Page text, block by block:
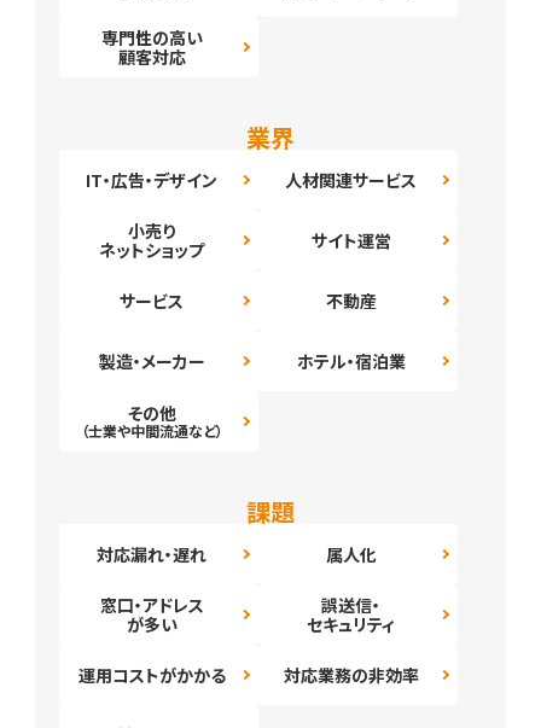
専門性の高い
顧客対応
業界
IT・広告・デザイン 人材関連サービス
小売り
ネットショップ
サイト運営
サービス 不動産
製造・メーカー ホテル・宿泊業
その他
（士業や中間流通など）
課題
対応漏れ・遅れ 属人化
窓口・アドレス
が多い
誤送信・
セキュリティ
運用コストがかかる 対応業務の非効率